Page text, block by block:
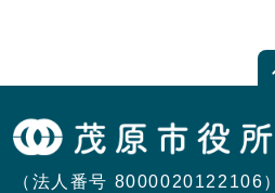
（法人番号 8000020122106）